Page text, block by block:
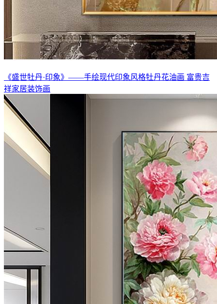
《盛世牡丹·印象》——手绘现代印象风格牡丹花油画 富贵吉
祥家居装饰画